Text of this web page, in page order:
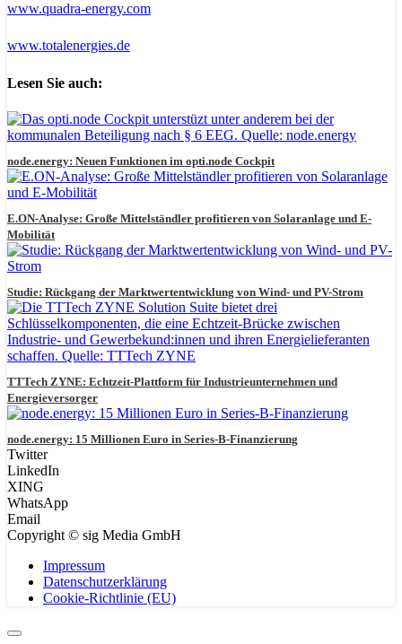
www.quadra-energy.com
www.totalenergies.de
Lesen Sie auch:
node.energy: Neuen Funktionen im opti.node Cockpit
E.ON-Analyse: Große Mittelständler profitieren von Solaranlage und E-
Mobilität
Studie: Rückgang der Marktwertentwicklung von Wind- und PV-Strom
TTTech ZYNE: Echtzeit-Plattform für Industrieunternehmen und
Energieversorger
node.energy: 15 Millionen Euro in Series-B-Finanzierung
Twitter
LinkedIn
XING
WhatsApp
Email
Copyright © sig Media GmbH
Impressum
Datenschutzerklärung
Cookie-Richtlinie (EU)